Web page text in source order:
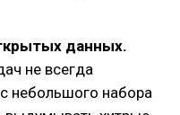
данных.
не всегда
небольшого набора